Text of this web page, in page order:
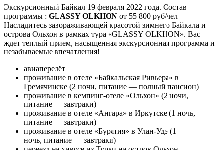
Экскурсионный Байкал 19 февраля 2022 года. Состав
программы : GLASSY OLKHON от 55 800 руб/чел
Насладитесь завораживающей красотой зимнего Байкала и
острова Ольхон в рамках тура «​GLASSY OLKHON». Вас
ждет теплый прием, насыщенная экскурсионная программа и
незабываемые впечатления!
авиаперелёт
проживание в отеле «Байкальская Ривьера» в
Гремячинске (2 ночи, питание — полный пансион)
проживание в кемпинг-отеле «Ольхон» (2 ночи,
питание — завтраки)
проживание в отеле «Ангара» в Иркутске (1 ночь,
питание — завтраки)
проживание в отеле «Бурятия» в Улан-Удэ (1
ночь, питание — завтраки)